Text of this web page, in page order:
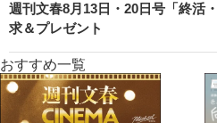
週刊文春8月13日・20日号「終活
求＆プレゼント
おすすめ一覧